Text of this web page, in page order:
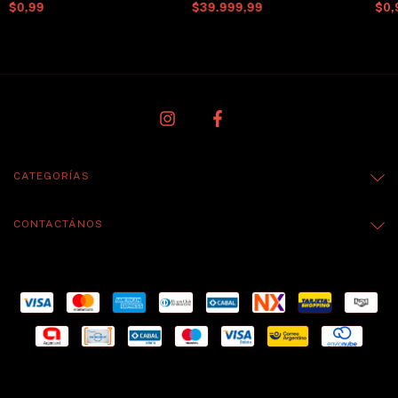
$0,99 $39.999,99
CATEGORÍAS
CONTACTÁNOS